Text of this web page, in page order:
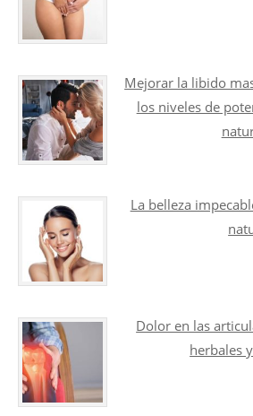
Mejorar la libido
los niveles de
La belleza
Dolor en las
herbales